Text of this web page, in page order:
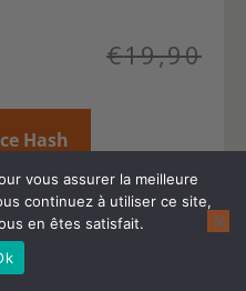
€19,90
Hash
Résine CBD
vous assurer la meilleure
continuez à utiliser ce site,
en êtes satisfait.